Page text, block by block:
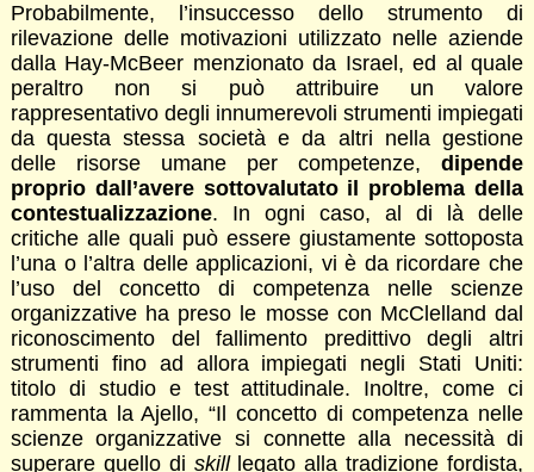
Probabilmente, l’insuccesso dello strumento di
rilevazione delle motivazioni utilizzato nelle aziende
dalla Hay-McBeer menzionato da Israel, ed al quale
peraltro non si può attribuire un valore
rappresentativo degli innumerevoli strumenti impiegati
da questa stessa società e da altri nella gestione
delle risorse umane per competenze,dipende
proprio dall’avere sottovalutato il problema della
contestualizzazione. In ogni caso, al di là delle
critiche alle quali può essere giustamente sottoposta
l’una o l’altra delle applicazioni, vi è da ricordare che
l’uso del concetto di competenza nelle scienze
organizzative ha preso le mosse con McClelland dal
riconoscimento del fallimento predittivo degli altri
strumenti fino ad allora impiegati negli Stati Uniti:
titolo di studio e test attitudinale. Inoltre, come ci
rammenta la Ajello, “Il concetto di competenza nelle
scienze organizzative si connette alla necessità di
superare quello di skilllegato alla tradizione fordista,